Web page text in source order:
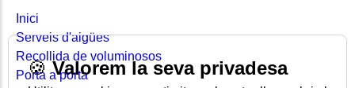
Inici
Serveis d'aigües
Recollida de voluminosos
Porta a porta
🍪Valorem la seva privadesa